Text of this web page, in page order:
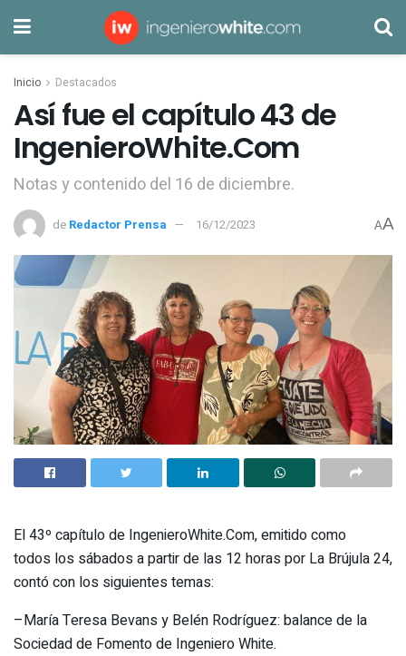
Inicio Destacados
Así fue el capítulo 43 de
IngenieroWhite.Com
Notas y contenido del 16 de diciembre.
de Redactor Prensa 16/12/2023 AA
El 43º capítulo de IngenieroWhite.Com, emitido como
todos los sábados a partir de las 12 horas por La Brújula 24,
contó con los siguientes temas:
–María Teresa Bevans y Belén Rodríguez: balance de la
Sociedad de Fomento de Ingeniero White.